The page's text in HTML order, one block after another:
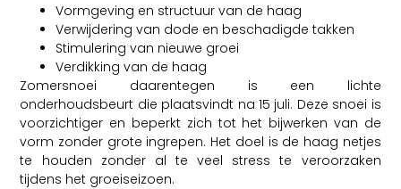
Vormgeving en structuur van de haag
Verwijdering van dode en beschadigde takken
Stimulering van nieuwe groei
Verdikking van de haag
Zomersnoei daarentegen is een lichte
onderhoudsbeurt die plaatsvindt na 15 juli. Deze snoei is
voorzichtiger en beperkt zich tot het bijwerken van de
vorm zonder grote ingrepen. Het doel is de haag netjes
te houden zonder al te veel stress te veroorzaken
tijdens het groeiseizoen.